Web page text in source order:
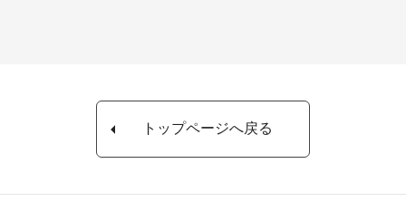
トップページへ戻る